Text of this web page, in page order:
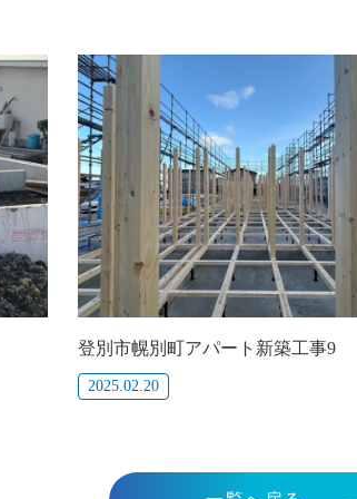
登別市幌別町アパート新築工事9
2025.02.20